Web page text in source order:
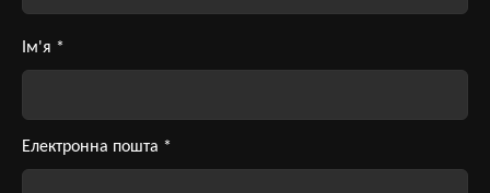
Ім'я *
Електронна пошта *